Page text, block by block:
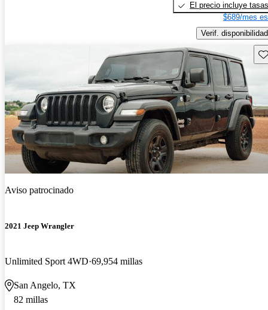
El precio incluye tasas
$689/mes
Verif. disponibilidad
Aviso patrocinado
2021 Jeep Wrangler
Unlimited Sport 4WD 69,954 millas
San Angelo, TX
82 millas